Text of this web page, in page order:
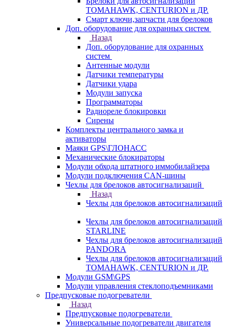
TOMAHAWK, CENTURION и ДР.
Смарт ключи,запчасти для брелоков
Доп. оборудование для охранных систем
Назад
Доп. оборудование для охранных
систем
Антенные модули
Датчики температуры
Датчики удара
Модули запуска
Программаторы
Радиореле блокировки
Сирены
Комплекты центрального замка и
активаторы
Маяки GPS\ГЛОНАСС
Механические блокираторы
Модули обхода штатного иммобилайзера
Модули подключения CAN-шины
Чехлы для брелоков автосигнализаций
Назад
Чехлы для брелоков автосигнализаций
Чехлы для брелоков автосигнализаций
STARLINE
Чехлы для брелоков автосигнализаций
PANDORA
Чехлы для брелоков автосигнализаций
TOMAHAWK, CENTURION и ДР.
Модули GSM\GPS
Модули управления стеклоподъемниками
Предпусковые подогреватели
Назад
Предпусковые подогреватели
Универсальные подогреватели двигателя